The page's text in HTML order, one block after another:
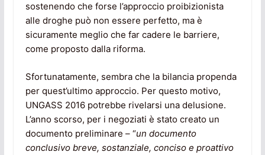
sostenendo che forse l’approccio proibizionista
alle droghe può non essere perfetto, ma è
sicuramente meglio che far cadere le barriere,
come proposto dalla riforma.
Sfortunatamente, sembra che la bilancia propenda
per quest’ultimo approccio. Per questo motivo,
UNGASS 2016 potrebbe rivelarsi una delusione.
L’anno scorso, per i negoziati è stato creato un
documento preliminare – “un documento
conclusivo breve, sostanziale, conciso e proattivo